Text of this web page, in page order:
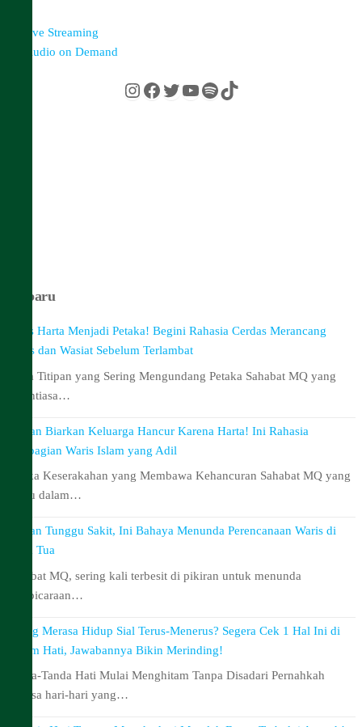
Live Streaming
Audio on Demand
Instagram
Facebook
Twitter
YouTube
Spotify
TikTok
Terbaru
Awas Harta Menjadi Petaka! Begini Rahasia Cerdas Merancang
Waris dan Wasiat Sebelum Terlambat
Harta Titipan yang Sering Mengundang Petaka Sahabat MQ yang
senantiasa…
Jangan Biarkan Keluarga Hancur Karena Harta! Ini Rahasia
Pembagian Waris Islam yang Adil
Petaka Keserakahan yang Membawa Kehancuran Sahabat MQ yang
selalu dalam…
Jangan Tunggu Sakit, Ini Bahaya Menunda Perencanaan Waris di
Masa Tua
Sahabat MQ, sering kali terbesit di pikiran untuk menunda
pembicaraan…
Sering Merasa Hidup Sial Terus-Menerus? Segera Cek 1 Hal Ini di
Dalam Hati, Jawabannya Bikin Merinding!
Tanda-Tanda Hati Mulai Menghitam Tanpa Disadari Pernahkah
merasa hari-hari yang…